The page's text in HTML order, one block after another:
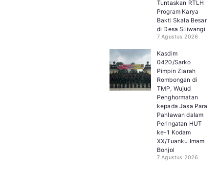
Tuntaskan RTLH
Program Karya
Bakti Skala Besar
di Desa Siliwangi
7 Agustus 2026
Kasdim
0420/Sarko
Pimpin Ziarah
Rombongan di
TMP, Wujud
Penghormatan
kepada Jasa Para
Pahlawan dalam
Peringatan HUT
ke-1 Kodam
XX/Tuanku Imam
Bonjol
7 Agustus 2026